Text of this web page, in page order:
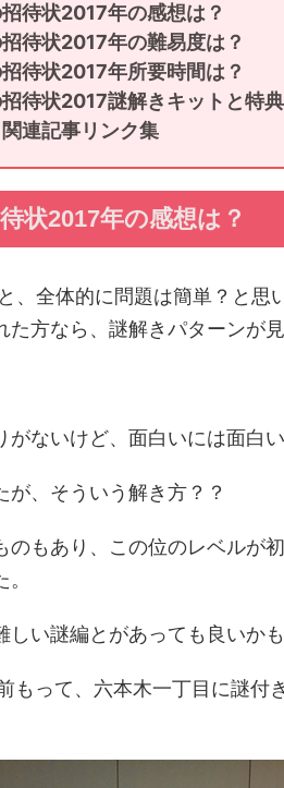
待状2017年の感想は？
待状2017年の難易度は？
待状2017年所要時間は？
待状2017謎解きキットと特
連記事リンク集
状2017年の感想は？
、全体的に問題は簡単？と思
た方なら、謎解きパターンが
がないけど、面白いには面白い
が、そういう解き方？？
のもあり、この位のレベルが
しい謎編とがあっても良いかも
もって、六本木一丁目に謎付